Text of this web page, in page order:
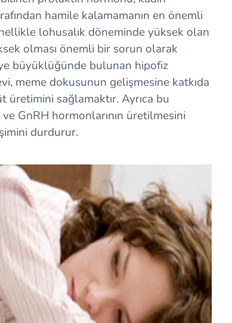
hamile kalamamanın en önemli
lohusalık döneminde yüksek olan
olması önemli bir sorun olarak
büyüklüğünde bulunan hipofiz
meme dokusunun gelişmesine katkıda
üretimini sağlamaktır. Ayrıca bu
GnRH hormonlarının üretilmesini
durdurur.